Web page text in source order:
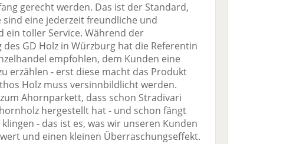
gerecht werden. Das ist der Standard,
eine jederzeit freundliche und
ein toller Service. Während der
GD Holz in Würzburg hat die Referentin
empfohlen, dem Kunden eine
erzählen - erst diese macht das Produkt
Holz muss versinnbildlicht werden.
Ahornparkett, dass schon Stradivari
hergestellt hat - und schon fängt
- das ist es, was wir unseren Kunden
und einen kleinen Überraschungseffekt.